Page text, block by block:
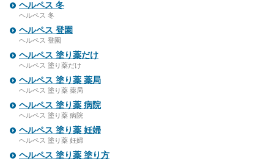
ヘルペス 冬
ヘルペス 冬
ヘルペス 登園
ヘルペス 登園
ヘルペス 塗り薬だけ
ヘルペス 塗り薬だけ
ヘルペス 塗り薬 薬局
ヘルペス 塗り薬 薬局
ヘルペス 塗り薬 病院
ヘルペス 塗り薬 病院
ヘルペス 塗り薬 妊婦
ヘルペス 塗り薬 妊婦
ヘルペス 塗り薬 塗り方